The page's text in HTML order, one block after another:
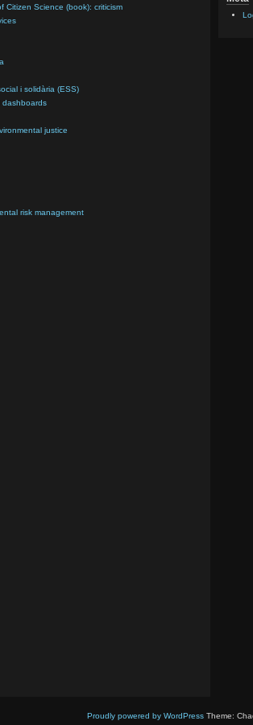
Citizen Science (book): criticism
i solidària (ESS)
dashboards
justice
risk management
Proudly powered by WordPress Theme: